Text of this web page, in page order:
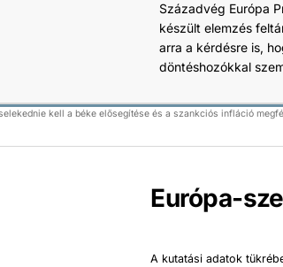
Századvég Európa
készült elemzés
arra a kérdésre is,
döntéshozókkal
kell a béke elősegítése és a szankciós infláció
Európa-
A kutatási adatok